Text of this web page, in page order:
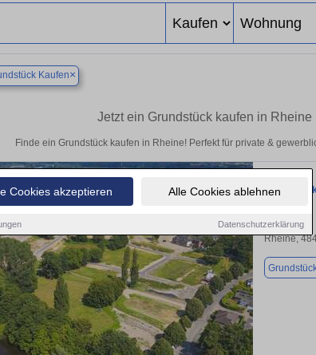
Cookies akzeptieren Alle Cookies ablehnen
Datenschutzerklärung
Kaufen×
Jetzt ein Grundstück kaufen in
Finde ein Grundstück kaufen in Rheine! Perfekt für private &
Rheine,